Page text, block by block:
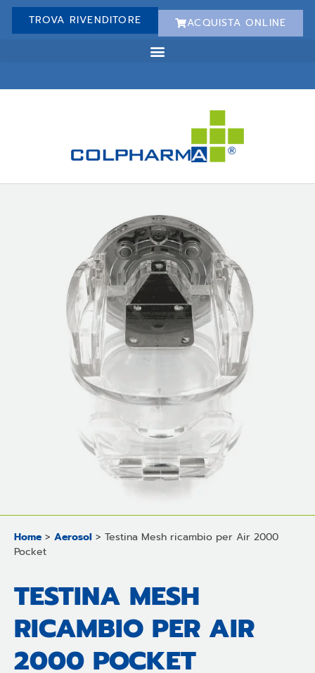
TROVA RIVENDITORE ACQUISTA ONLINE
Home > Aerosol > Testina Mesh ricambio per Air 2000
Pocket
TESTINA MESH
RICAMBIO PER AIR
2000 POCKET